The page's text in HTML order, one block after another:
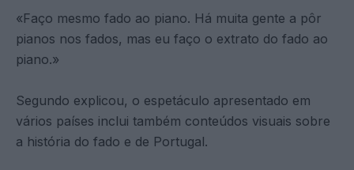
«Faço mesmo fado ao piano. Há muita gente a pôr
pianos nos fados, mas eu faço o extrato do fado ao
piano.»
Segundo explicou, o espetáculo apresentado em
vários países inclui também conteúdos visuais sobre
a história do fado e de Portugal.